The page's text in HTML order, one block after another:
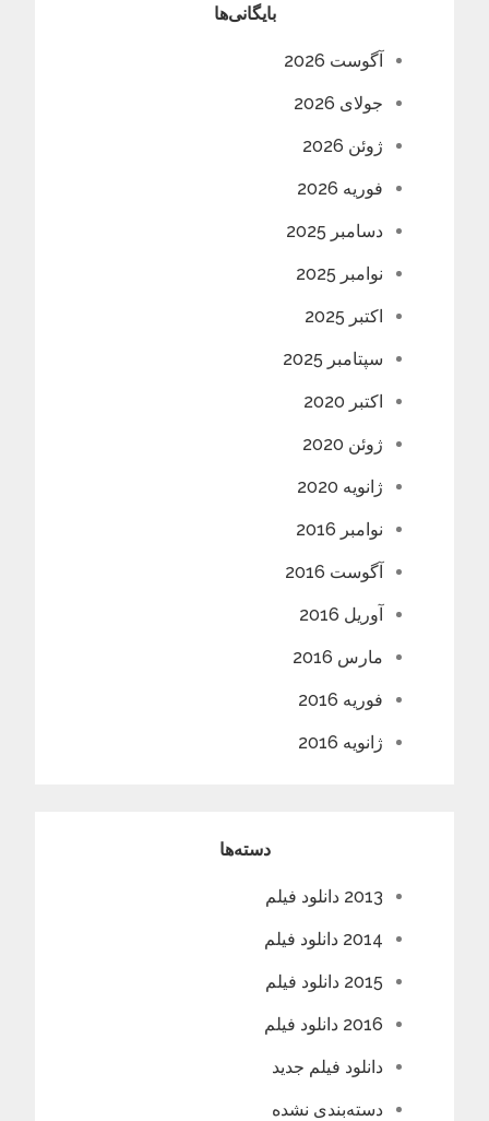
بایگانی‌ها
آگوست 2026
جولای 2026
ژوئن 2026
فوریه 2026
دسامبر 2025
نوامبر 2025
اکتبر 2025
سپتامبر 2025
اکتبر 2020
ژوئن 2020
ژانویه 2020
نوامبر 2016
آگوست 2016
آوریل 2016
مارس 2016
فوریه 2016
ژانویه 2016
دسته‌ها
2013 دانلود فیلم
2014 دانلود فیلم
2015 دانلود فیلم
2016 دانلود فیلم
دانلود فیلم جدید
دسته‌بندی نشده